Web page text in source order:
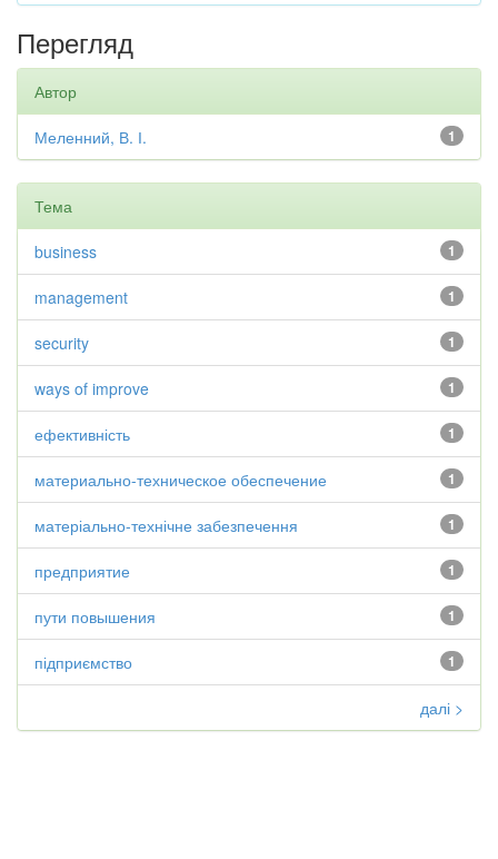
Перегляд
Автор
1
Меленний, В. І.
Тема
1
business
1
management
1
security
1
ways of improve
1
ефективність
1
материально-техническое обеспечение
1
матеріально-технічне забезпечення
1
предприятие
1
пути повышения
1
підприємство
далі >